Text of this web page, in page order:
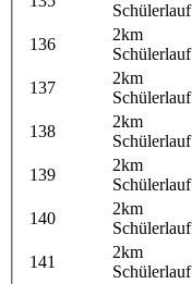
Schülerlauf
136
2km
Schülerlauf
137
2km
Schülerlauf
138
2km
Schülerlauf
139
2km
Schülerlauf
140
2km
Schülerlauf
141
2km
Schülerlauf